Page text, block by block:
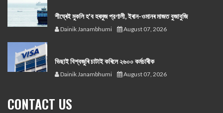
শীঘ্ৰেই মুকলি হ'ব হৰমুজ প্রণালী, ইৰান-ওমানৰ মাজত বুজাবুজি
Dainik Janambhumi August 07, 2026
ভিছাই বিশ্বজুৰি চাটাই কৰিলে ২৬০০ কৰ্মচাৰীক
Dainik Janambhumi August 07, 2026
CONTACT US